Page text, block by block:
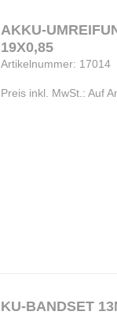
AKKU-
19X0,85
Artikelnummer: 17014
Preis inkl. MwSt.: Auf
KU-BANDSET